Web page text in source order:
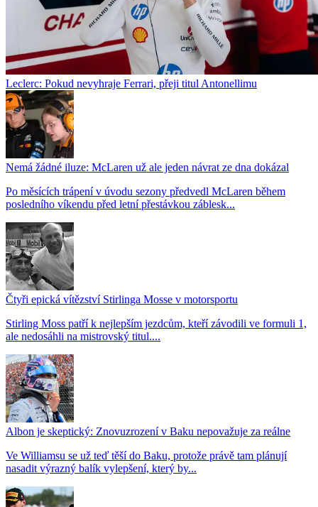
Leclerc: Pokud nevyhraje Ferrari, přeji titul Antonellimu
Nemá žádné iluze: McLaren už ale jeden návrat ze dna dokázal
Po měsících trápení v úvodu sezony předvedl McLaren během
posledního víkendu před letní přestávkou záblesk...
Čtyři epická vítězství Stirlinga Mosse v motorsportu
Stirling Moss patří k nejlepším jezdcům, kteří závodili ve formuli 1,
ale nedosáhli na mistrovský titul....
Albon je skeptický: Znovuzrození v Baku nepovažuje za reálne
Ve Williamsu se už teď těší do Baku, protože právě tam plánují
nasadit výrazný balík vylepšení, který by...